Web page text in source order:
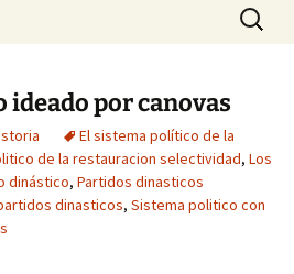
Buscar:
por canovas
El sistema político de la
de la restauracion selectividad, Los
dinástico, Partidos dinasticos
dinasticos, Sistema politico con